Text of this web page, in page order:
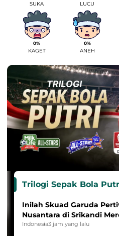
SUKA LUCU
0%
KAGET
0%
ANEH
Trilogi Sepak Bola
Inilah Skuad Garuda
Nusantara di Srikandi
Indonesia3 jam yang lalu